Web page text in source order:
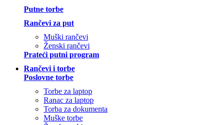
Putne torbe
Rančevi za put
Muški rančevi
Ženski rančevi
Prateći putni program
Rančevi i torbe
Poslovne torbe
Torbe za laptop
Ranac za laptop
Torba za dokumenta
Muške torbe